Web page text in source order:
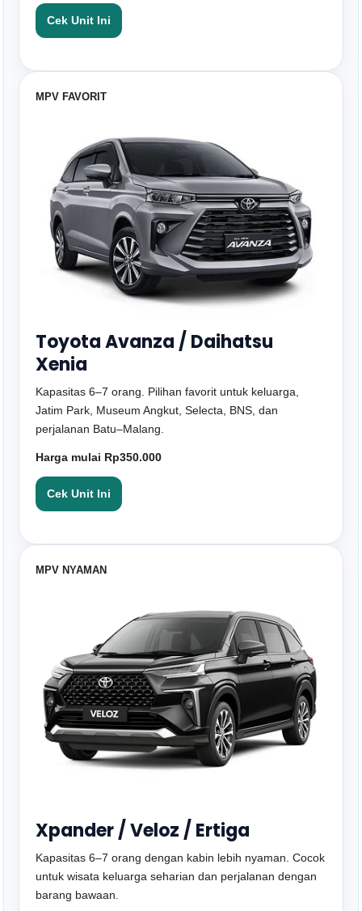
Cek Unit Ini
MPV FAVORIT
Toyota Avanza / Daihatsu
Xenia
Kapasitas 6–7 orang. Pilihan favorit untuk keluarga,
Jatim Park, Museum Angkut, Selecta, BNS, dan
perjalanan Batu–Malang.
Harga mulai Rp350.000
Cek Unit Ini
MPV NYAMAN
Xpander / Veloz / Ertiga
Kapasitas 6–7 orang dengan kabin lebih nyaman. Cocok
untuk wisata keluarga seharian dan perjalanan dengan
barang bawaan.